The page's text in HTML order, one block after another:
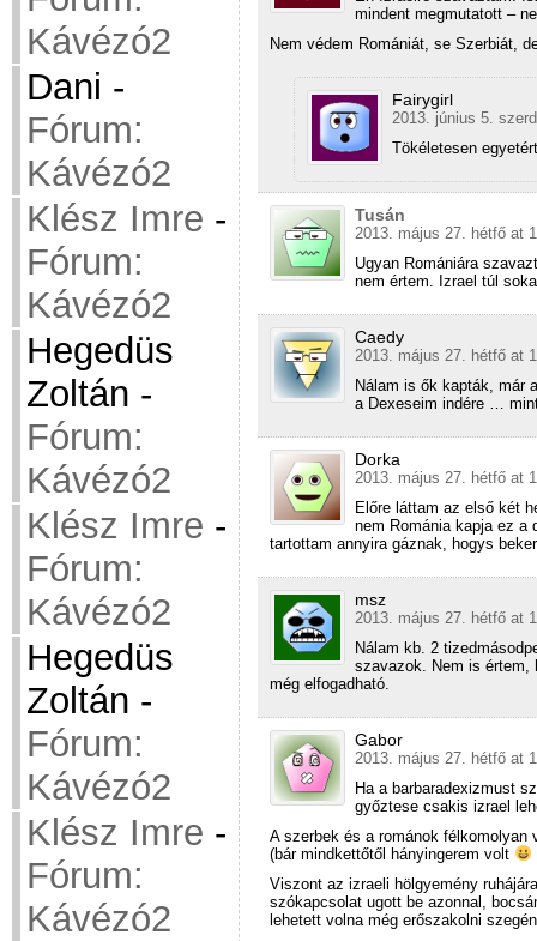
Kávézó2
Dani -
Fórum:
Kávézó2
Klész Imre -
Fórum:
Kávézó2
Hegedüs
Zoltán -
Fórum:
Kávézó2
Klész Imre -
Fórum:
Kávézó2
Hegedüs
Zoltán -
Fórum:
Kávézó2
Klész Imre -
Fórum:
Kávézó2
mindent megmutatott –
Nem védem Romániát, se Szerbiát,
Fairygirl
2013. június 5.
Tökéletesen
Tusán
2013. május 27. hétfő at
Ugyan Romániára
nem értem. Izrael túl
Caedy
2013. május 27. hétfő at
Nálam is ők kapták, már
a Dexeseim indére …
Dorka
2013. május 27. hétfő at
Előre láttam az első két
nem Románia kapja ez a
tartottam annyira gáznak, hogys
msz
2013. május 27. hétfő at
Nálam kb. 2
szavazok. Nem is értem,
még elfogadható.
Gabor
2013. május 27. hétfő at
Ha a barbaradexizmust
győztese csakis izrael
A szerbek és a románok
(bár mindkettőtől hányingerem volt
Viszont az izraeli hölgyemény
szókapcsolat ugott be azonnal,
lehetett volna még erőszakolni